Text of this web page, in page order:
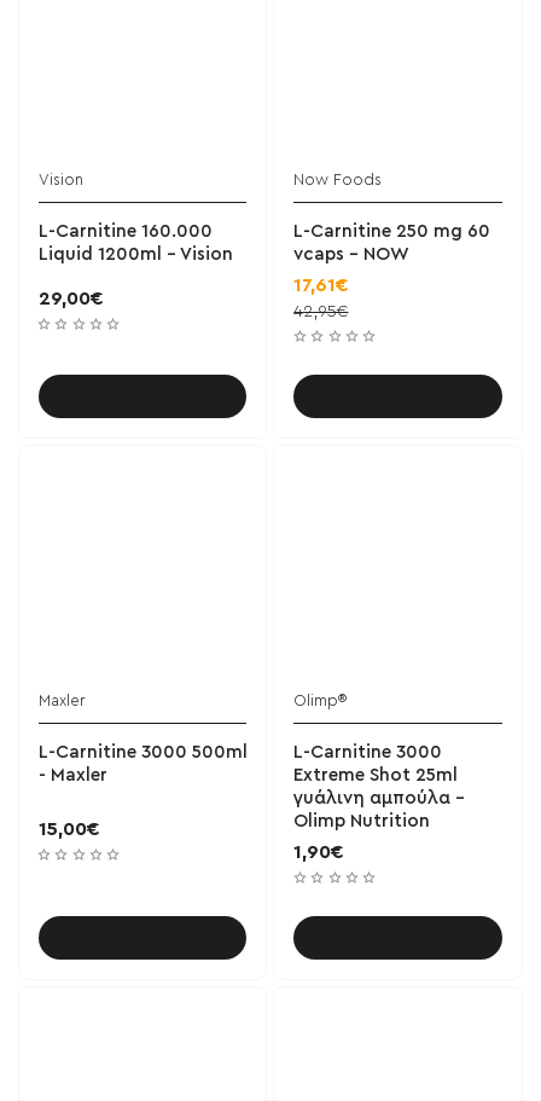
Vision
L-Carnitine 160.000
Liquid 1200ml - Vision
29,00€
Now Foods
L-Carnitine 250 mg 60
vcaps - NOW
17,61€
42,95€
Maxler
L-Carnitine 3000 500ml
- Maxler
15,00€
Olimp®
L-Carnitine 3000
Extreme Shot 25ml
γυάλινη αμπούλα -
Olimp Nutrition
1,90€